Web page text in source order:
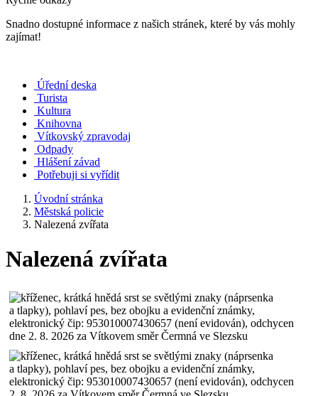
Snadno dostupné informace z našich stránek, které by vás mohly
zajímat!
Úřední deska
Turista
Kultura
Knihovna
Vítkovský zpravodaj
Odpady
Hlášení závad
Potřebuji si vyřídit
Úvodní stránka
Městská policie
Nalezená zvířata
Nalezená zvířata